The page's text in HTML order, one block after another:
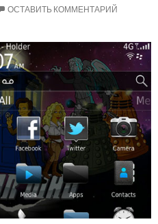
ОСТАВИТЬ КОММЕНТАРИЙ